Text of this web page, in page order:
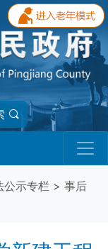
公示专栏 > 事后